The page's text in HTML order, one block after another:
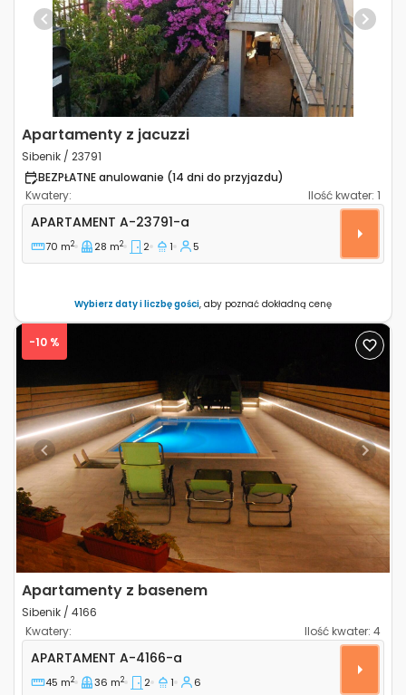
Previous Next
Apartamenty z jacuzzi
Sibenik / 23791
BEZPŁATNE anulowanie (14 dni do przyjazdu)
Kwatery:
Ilość kwater: 1
Dwupokojowy apartament Sibenik A-23791-a
APARTAMENT A-23791-a
70 m2 28 m2 2 1 5
Wybierz daty i liczbę gości, aby poznać dokładną cenę
Previous Next
-10 %
Apartamenty z basenem
Sibenik / 4166
Kwatery:
Ilość kwater: 4
Dwupokojowy apartament Sibenik A-4166-a
APARTAMENT A-4166-a
45 m2 36 m2 2 1 6